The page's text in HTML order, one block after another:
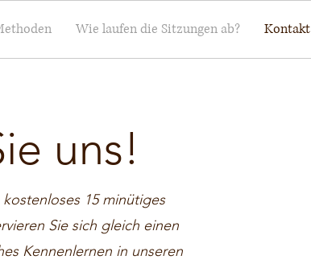
Wie laufen die Sitzungen ab? Kontakt
uns!
15 minütiges
Sie sich gleich einen
Kennenlernen in unseren